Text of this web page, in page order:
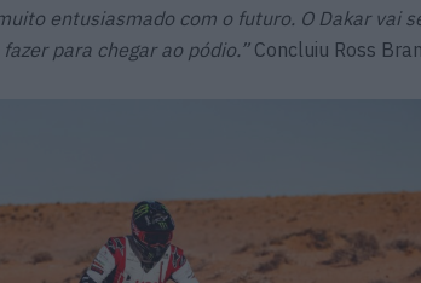
entusiasmado com o futuro. O Dakar vai
para chegar ao pódio.”Concluiu Ross